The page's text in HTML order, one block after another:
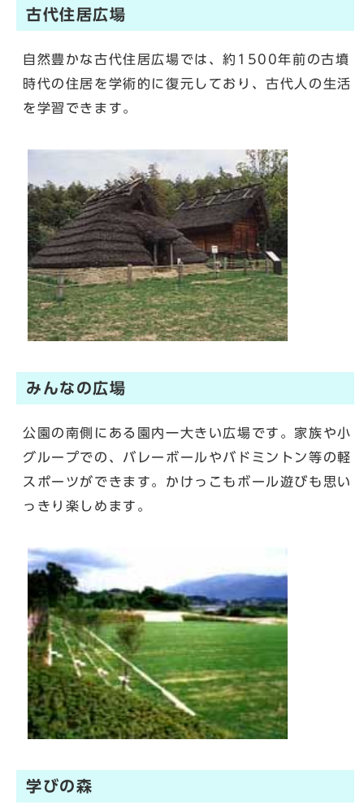
古代住居広場
自然豊かな古代住居広場では、約1500年前の古墳
時代の住居を学術的に復元しており、古代人の生活
を学習できます。
みんなの広場
公園の南側にある園内一大きい広場です。家族や小
グループでの、バレーボールやバドミントン等の軽
スポーツができます。かけっこもボール遊びも思い
っきり楽しめます。
学びの森